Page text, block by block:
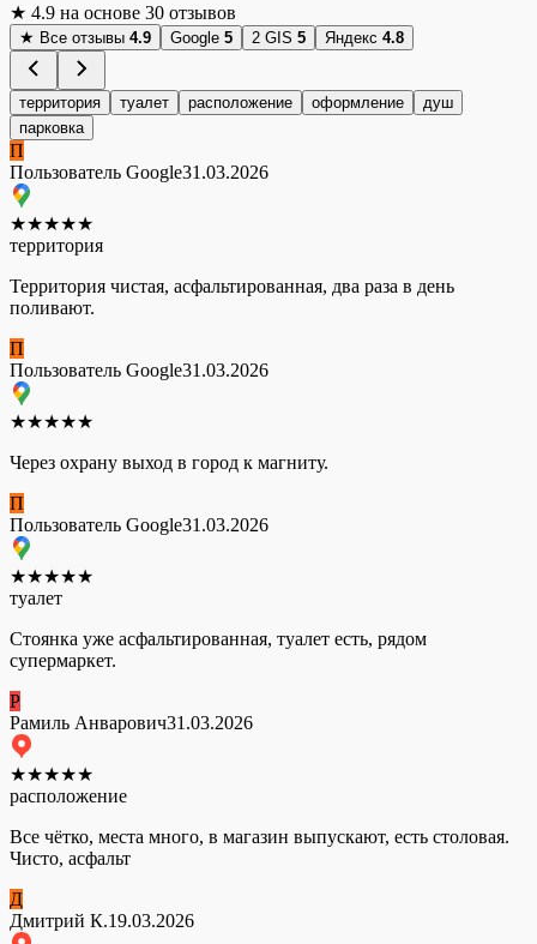
★ 4.9 на основе 30 отзывов
★ Все отзывы 4.9 Google 5 2 GIS 5 Яндекс 4.8
территория туалет расположение оформление
душ
парковка
П
Пользователь Google31.03.2026
★★★★★
территория
Территория чистая, асфальтированная, два раза в день
поливают.
П
Пользователь Google31.03.2026
★★★★★
Через охрану выход в город к магниту.
П
Пользователь Google31.03.2026
★★★★★
туалет
Стоянка уже асфальтированная, туалет есть, рядом
супермаркет.
Р
Рамиль Анварович31.03.2026
★★★★★
расположение
Все чётко, места много, в магазин выпускают, есть столовая.
Чисто, асфальт
Д
Дмитрий К.19.03.2026